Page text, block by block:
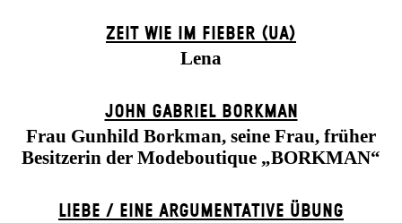
ZEIT WIE IM FIEBER (UA)
Lena
JOHN GABRIEL BORKMAN
Frau Gunhild Borkman, seine Frau, früher
Besitzerin der Modeboutique „BORKMAN“
LIEBE / EINE ARGUMENTATIVE ÜBUNG